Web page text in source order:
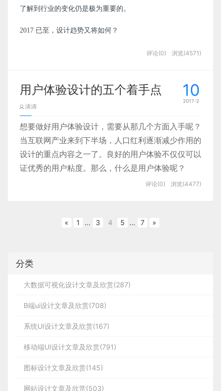
了解到行业的变化仍是极为重要的。
2017 已至，设计趋势又将如何？
评论(0) 浏览(4571)
10
2017-2
用户体验设计的五个着手点
涛涛
想要做好用户体验设计，需要从那几个方面入手呢？
当互联网产业来到下半场，人口红利逐渐减少作用的时
设计的重点内容之一了。良好的用户体验不仅仅可以保证
证优秀的用户粘度。那么，什么是用户体验呢？
评论(0) 浏览(4477)
« 1 ... 3 4 5 ... 7 »
分类
大数据可视化设计文章及欣赏(287)
B端ui设计文章及欣赏(708)
系统UI设计文章及欣赏(167)
移动端UI设计文章及欣赏(791)
图标设计文章及欣赏(145)
网站设计文章及欣赏(503)